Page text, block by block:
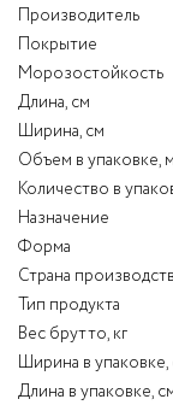
Производитель
Покрытие
Морозостойкость
Длина, см
Ширина, см
Объем в упаковке,
Количество в
Назначение
Форма
Страна
Тип продукта
Вес брутто, кг
Ширина в упаковке,
Длина в упаковке,